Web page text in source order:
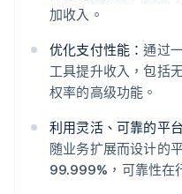
加收入。
优化支付性能：通过
工具提升收入，包括
权率的高级功能。
利用灵活、可靠的平
随业务扩展而设计的
99.999%，可靠性在
English
爱尔兰
English
English
奥地利
Deutsch English
澳大利亚